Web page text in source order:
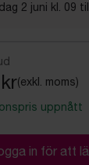
2 juni kl. 09
(exkl. moms)
uppnått
in för att